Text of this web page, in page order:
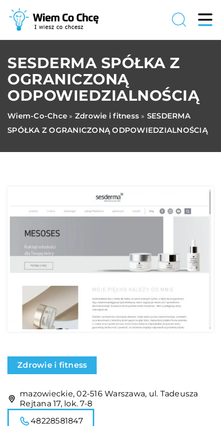
SESDERMA SPÓŁKA Z
OGRANICZONĄ
ODPOWIEDZIALNOŚCIĄ
Wiem-Co-Chce » Zdrowie i fitness » SESDERMA
SPÓŁKA Z OGRANICZONĄ ODPOWIEDZIALNOŚCIĄ
Zdrowie i fitness
mazowieckie, 02-516 Warszawa, ul. Tadeusza
Rejtana 17, lok. 7-8
48228581847